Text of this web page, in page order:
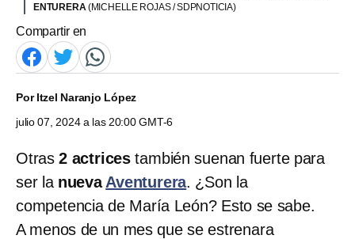
ENTURERA(MICHELLE ROJAS / SDPNOTICIA)
Compartir en
PorItzel Naranjo López
julio 07, 2024 a las 20:00 GMT-6
Otras 2 actricestambién suenan fuerte para
ser la nuevaAventurera. ¿Son la
competencia de María León? Esto se sabe.
A menos de un mes que se estrenara